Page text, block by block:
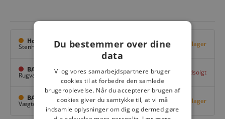
Hovedlager
Stenhuggervej 10, Odense M Få på lager
BAGGI Tarup Center
Rugvang 36, Odense NV Udsolgt
BAGGI Nyborg
Vægtergade 1,Nyborg Få på lager
Du bestemmer over dine
data
Vi og vores samarbejdspartnere bruger
cookies til at forbedre den samlede
brugeroplevelse. Når du accepterer brugen af
cookies giver du samtykke til, at vi må
indsamle oplysninger om dig og dermed gøre